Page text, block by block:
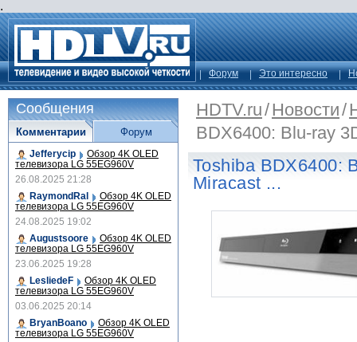
.
Форум Это интересно
HDTV.ru/Новости/
BDX6400: Blu-ray
Toshiba BDX6400:
Miracast ...
Сообщения
Комментарии
Jefferycip Обзор 4K OLED
телевизора LG 55EG960V
26.08.2025 21:28
RaymondRal
Обзор 4K OLED
телевизора LG 55EG960V
24.08.2025 19:02
Augustsoore
Обзор 4K OLED
телевизора LG 55EG960V
23.06.2025 19:28
LesliedeF
Обзор 4K OLED
телевизора LG 55EG960V
03.06.2025 20:14
BryanBoano
Обзор 4K OLED
телевизора LG 55EG960V
Форум